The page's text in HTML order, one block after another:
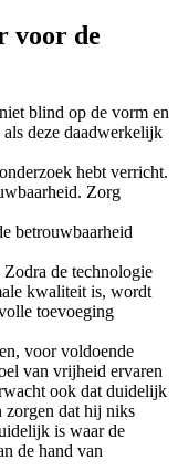
voor de
blind op de vorm en
deze daadwerkelijk
hebt verricht.
Zorg
betrouwbaarheid
de technologie
kwaliteit is, wordt
toevoeging
voor voldoende
van vrijheid ervaren
ook dat duidelijk
zorgen dat hij niks
is waar de
de hand van